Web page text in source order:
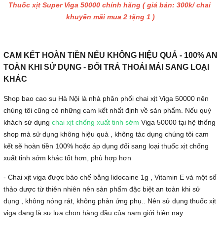
Thuốc xịt Super Viga 50000 chính hãng ( giá bán: 300k/ chai
khuyến mãi mua 2 tặng 1 )
CAM KẾT HOÀN TIỀN NẾU KHÔNG HIỆU QUẢ - 100% AN
TOÀN KHI SỬ DỤNG - ĐỔI TRẢ THOẢI MÁI SANG LOẠI
KHÁC
Shop bao cao su Hà Nội là nhà phân phối chai xịt Viga 50000 nên
chúng tôi cũng có những cam kết nhất định về sản phẩm. Nếu quý
khách sử dụng chai xịt chống xuất tinh sớm Viga 50000 tại hệ thống
shop mà sử dụng không hiệu quả , không tác dụng chúng tôi cam
kết sẽ hoàn tiền 100% hoặc áp dụng đổi sang loại thuốc xịt chống
xuất tinh sớm khác tốt hơn, phù hợp hơn
- Chai xịt viga được bào chế bằng lidocaine 1g , Vitamin E và một số
thảo dược từ thiên nhiên nên sản phẩm đặc biệt an toàn khi sử
dụng , không nóng rát, không phản ứng phụ.. Nên sử dụng thuốc xịt
viga đang là sự lựa chọn hàng đầu của nam giới hiện nay